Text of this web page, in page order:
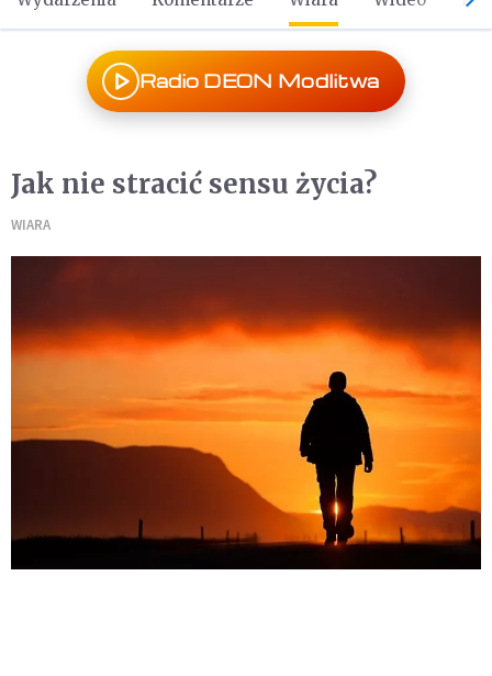
Radio DEON Modlitwa
Jak nie stracić sensu życia?
WIARA